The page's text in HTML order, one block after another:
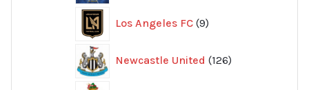
Los Angeles FC 9
produkter
Newcastle United 126
produkter